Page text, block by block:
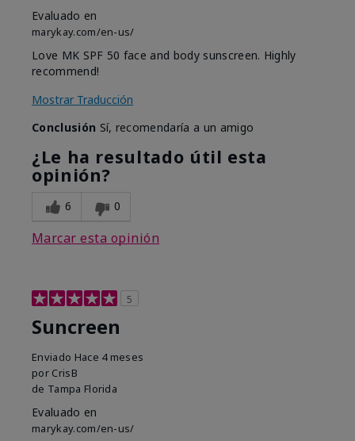
Evaluado en
marykay.com/en-us/
Love MK SPF 50 face and body sunscreen. Highly
recommend!
Mostrar Traducción
Conclusión Sí, recomendaría a un amigo
¿Le ha resultado útil esta
opinión?
6 0
Marcar esta opinión
5
Suncreen
Enviado Hace 4 meses
por CrisB
de Tampa Florida
Evaluado en
marykay.com/en-us/